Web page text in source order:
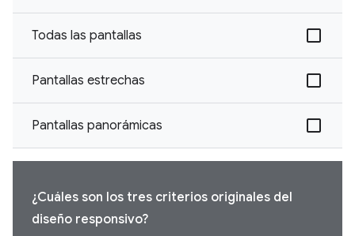
Todas las pantallas
Pantallas estrechas
Pantallas panorámicas
¿Cuáles son los tres criterios originales del
diseño responsivo?